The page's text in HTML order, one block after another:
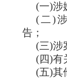
(一)涉
(二)
告；
(三)涉
(四)有
(五)其